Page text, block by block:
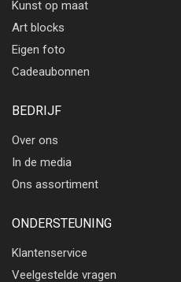
Kunst op maat
Art blocks
Eigen foto
Cadeaubonnen
BEDRIJF
Over ons
In de media
Ons assortiment
ONDERSTEUNING
Klantenservice
Veelgestelde vragen